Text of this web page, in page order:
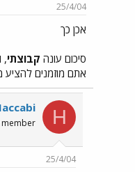
25/4/04
אכן כך
סיכום עונה קבוצתי,
אתם מוזמנים
H
member
25/4/04